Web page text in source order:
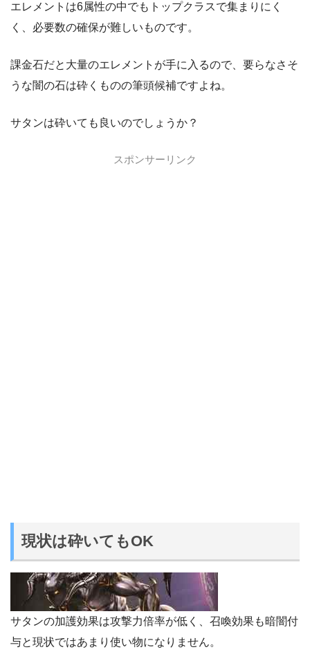
エレメントは6属性の中でもトップクラスで集まりにく
く、必要数の確保が難しいものです。
課金石だと大量のエレメントが手に入るので、要らなさそ
うな闇の石は砕くものの筆頭候補ですよね。
サタンは砕いても良いのでしょうか？
スポンサーリンク
現状は砕いてもOK
サタンの加護効果は攻撃力倍率が低く、召喚効果も暗闇付
与と現状ではあまり使い物になりません。